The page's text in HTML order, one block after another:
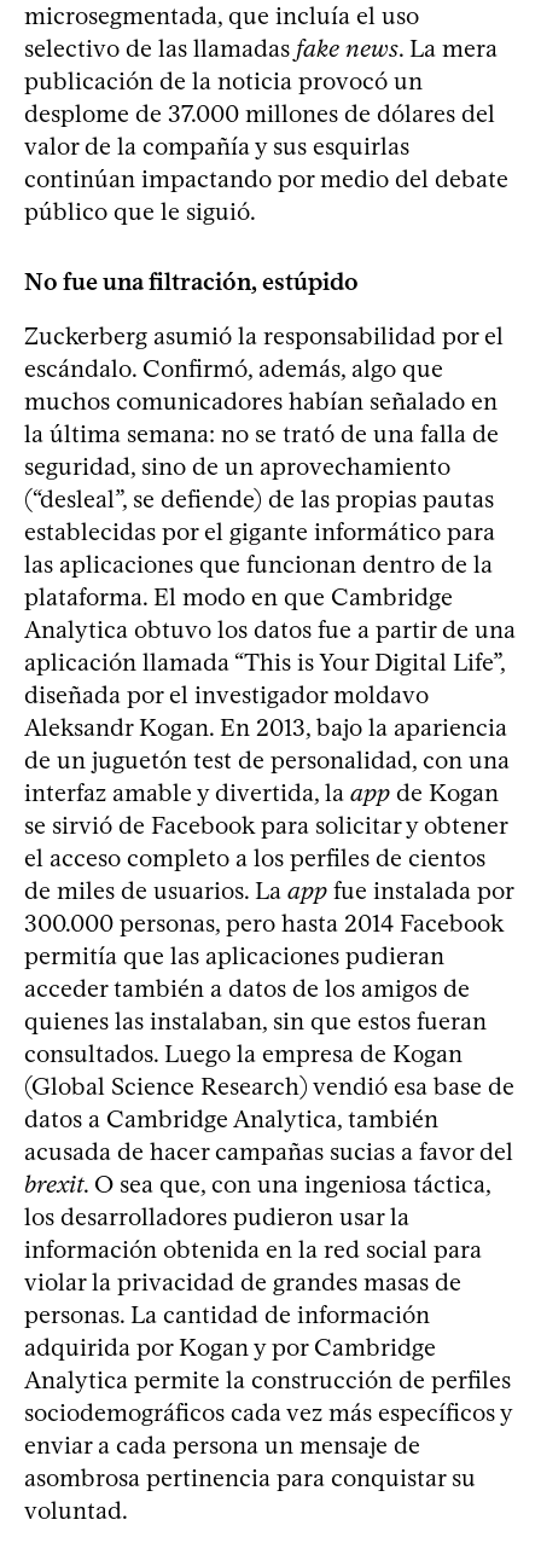
microsegmentada, que incluía el uso
selectivo de las llamadas fake news. La mera
publicación de la noticia provocó un
desplome de 37.000 millones de dólares del
valor de la compañía y sus esquirlas
continúan impactando por medio del debate
público que le siguió.
No fue una filtración, estúpido
Zuckerberg asumió la responsabilidad por el
escándalo. Confirmó, además, algo que
muchos comunicadores habían señalado en
la última semana: no se trató de una falla de
seguridad, sino de un aprovechamiento
(“desleal”, se defiende) de las propias pautas
establecidas por el gigante informático para
las aplicaciones que funcionan dentro de la
plataforma. El modo en que Cambridge
Analytica obtuvo los datos fue a partir de una
aplicación llamada “This is Your Digital Life”,
diseñada por el investigador moldavo
Aleksandr Kogan. En 2013, bajo la apariencia
de un juguetón test de personalidad, con una
interfaz amable y divertida, la app de Kogan
se sirvió de Facebook para solicitar y obtener
el acceso completo a los perfiles de cientos
de miles de usuarios. La app fue instalada por
300.000 personas, pero hasta 2014 Facebook
permitía que las aplicaciones pudieran
acceder también a datos de los amigos de
quienes las instalaban, sin que estos fueran
consultados. Luego la empresa de Kogan
(Global Science Research) vendió esa base de
datos a Cambridge Analytica, también
acusada de hacer campañas sucias a favor del
brexit. O sea que, con una ingeniosa táctica,
los desarrolladores pudieron usar la
información obtenida en la red social para
violar la privacidad de grandes masas de
personas. La cantidad de información
adquirida por Kogan y por Cambridge
Analytica permite la construcción de perfiles
sociodemográficos cada vez más específicos y
enviar a cada persona un mensaje de
asombrosa pertinencia para conquistar su
voluntad.